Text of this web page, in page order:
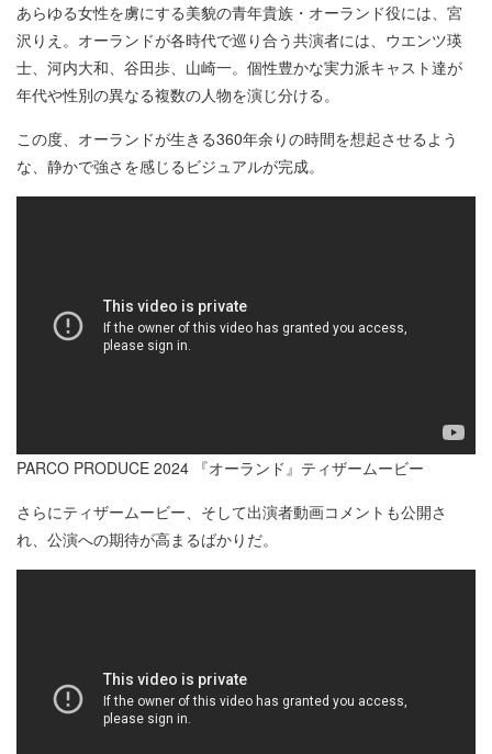
あらゆる女性を虜にする美貌の青年貴族・オーランド役には、宮
沢りえ。オーランドが各時代で巡り合う共演者には、ウエンツ瑛
士、河内大和、谷田歩、山崎一。個性豊かな実力派キャスト達が
年代や性別の異なる複数の人物を演じ分ける。
この度、オーランドが生きる360年余りの時間を想起させるよう
な、静かで強さを感じるビジュアルが完成。
PARCO PRODUCE 2024 『オーランド』ティザームービー
さらにティザームービー、そして出演者動画コメントも公開さ
れ、公演への期待が高まるばかりだ。